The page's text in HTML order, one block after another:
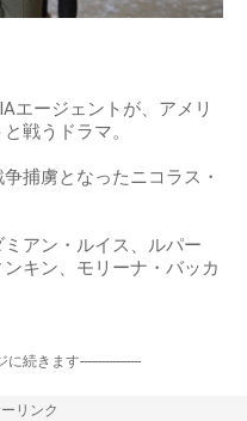
エージェントが、アメリ
戦うドラマ。
捕虜となったニコラス・
アン・ルイス、ルパー
キン、モリーナ・バッカ
続きます-----------------
リンク